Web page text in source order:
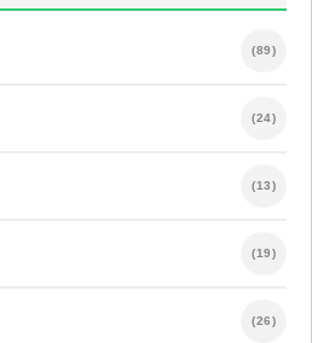
(89)
(24)
(13)
(19)
(26)